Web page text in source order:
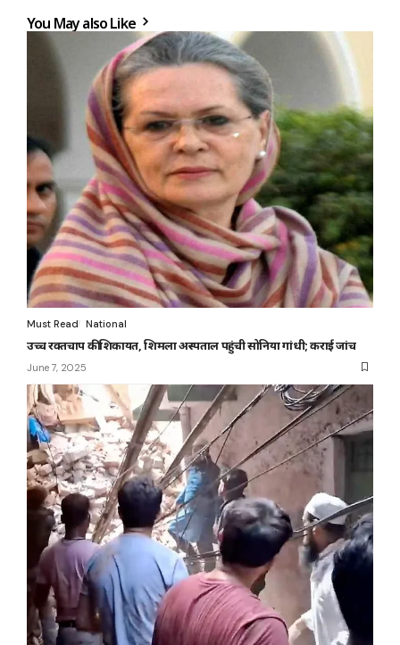
You May also Like
Must Read National
उच्च रक्तचाप की शिकायत, शिमला अस्पताल पहुंची सोनिया गांधी; कराई जांच
June 7, 2025